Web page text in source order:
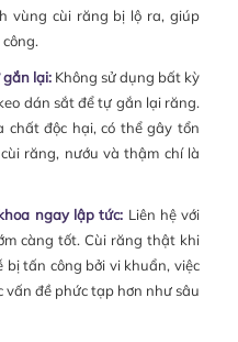
vùng cùi răng bị lộ ra, giúp
gắn lại: Không sử dụng bất kỳ
dán sắt để tự gắn lại răng.
chất độc hại, có thể gây tổn
răng, nướu và thậm chí là
ngay lập tức: Liên hệ với
càng tốt. Cùi răng thật khi
bị tấn công bởi vi khuẩn, việc
vấn đề phức tạp hơn như sâu